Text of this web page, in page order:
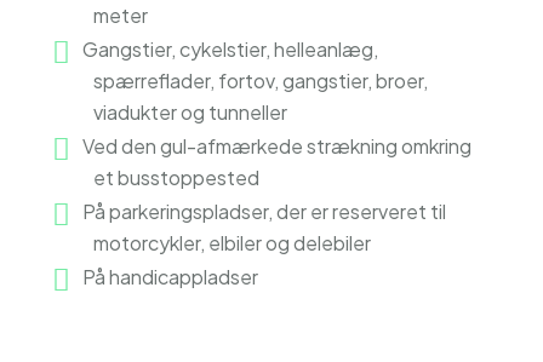
meter
Gangstier, cykelstier, helleanlæg,
spærreflader, fortov, gangstier, broer,
viadukter og tunneller
Ved den gul-afmærkede strækning omkring
et busstoppested
På parkeringspladser, der er reserveret til
motorcykler, elbiler og delebiler
På handicappladser